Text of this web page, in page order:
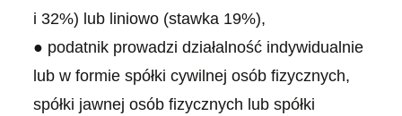
i 32%) lub liniowo (stawka 19%),
● podatnik prowadzi działalność indywidualnie
lub w formie spółki cywilnej osób fizycznych,
spółki jawnej osób fizycznych lub spółki